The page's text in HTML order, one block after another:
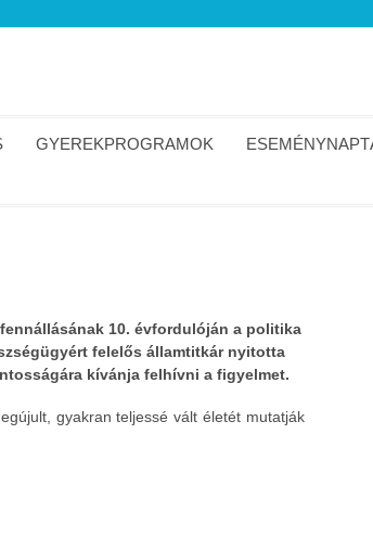
GYEREKPROGRAMOK
10. évfordulóján a politika
felelős államtitkár nyitotta
kívánja felhívni a figyelmet.
gyakran teljessé vált életét mutatják